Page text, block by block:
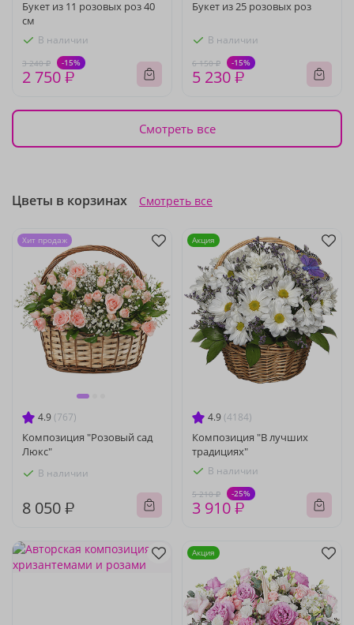
Букет из 11 розовых роз 40
см
В наличии
3 240 ₽ -15%
2 750 ₽
Букет из 25 розовых роз
В наличии
6 150 ₽ -15%
5 230 ₽
Смотреть все
Цветы в корзинах Смотреть все
4.9 (767)
Композиция "Розовый сад
Люкс"
В наличии
8 050 ₽
Хит продаж
4.9 (4184)
Композиция "В лучших
традициях"
В наличии
5 210 ₽ -25%
3 910 ₽
Акция
Акция